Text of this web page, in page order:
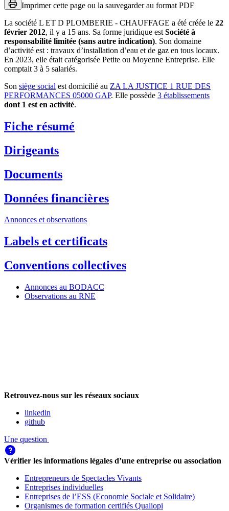
Imprimer cette page ou la sauvegarder au format PDF
La société L ET D PLOMBERIE - CHAUFFAGE a été créée le 22
février 2012, il y a 15 ans. Sa forme juridique est Société à
responsabilité limitée (sans autre indication). Son domaine
d’activité est : travaux d’installation d’eau et de gaz en tous locaux.
En 2023, elle était catégorisée Petite ou Moyenne Entreprise. Elle
comptait 3 à 5 salariés.
Son siège social est domicilié au ZA LA JUSTICE 1 RUE DES
PERFORMANCES 05000 GAP. Elle possède 3 établissements
dont 1 est en activité.
Fiche résumé
Dirigeants
Documents
Données financières
Annonces et observations
Labels et certificats
Conventions collectives
Annonces au BODACC
Observations au RNE
Retrouvez-nous sur les réseaux sociaux
linkedin
github
Une question
Vérifier les informations légales d’une entreprise ou association
Entrepreneurs de Spectacles Vivants
Entreprises individuelles
Entreprises de l’ESS (Economie Sociale et Solidaire)
Organismes de formation certifiés Qualiopi